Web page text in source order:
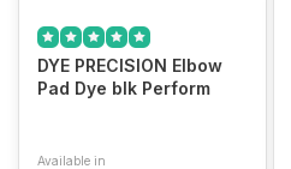
DYE PRECISION Elbow
Pad Dye blk Perform
Available in